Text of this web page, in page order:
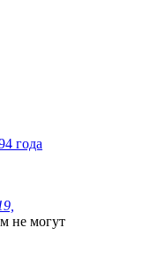
года
не могут